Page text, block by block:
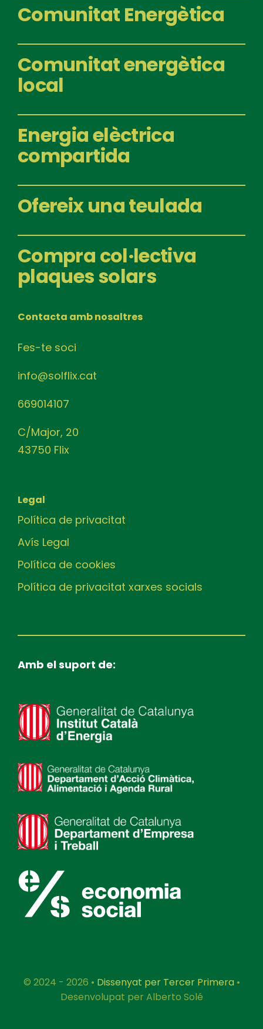
Comunitat Energètica
Comunitat energètica
local
Energia elèctrica
compartida
Ofereix una teulada
Compra col·lectiva
plaques solars
Contacta amb nosaltres
Fes-te soci
info@solflix.cat
669014107
C/Major, 20
43750 Flix
Legal
Política de privacitat
Avís Legal
Política de cookies
Política de privacitat xarxes socials
Amb el suport de:
© 2024 - 2026 • Dissenyat per Tercer Primera•
Desenvolupat per Alberto Solé